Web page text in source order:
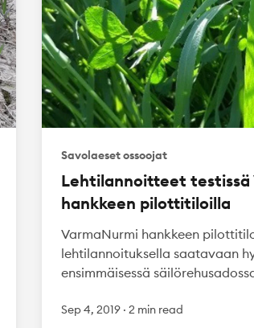
Savolaeset ossoojat
Lehtilannoitteet testissä
hankkeen pilottitiloilla
VarmaNurmi hankkeen
lehtilannoituksella saatavaan
ensimmäisessä
Sep 4, 2019 · 2 min read